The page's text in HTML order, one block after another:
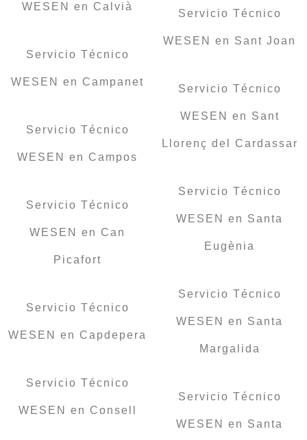
WESEN en Calvià
Servicio Técnico
WESEN en Campanet
Servicio Técnico
WESEN en Campos
Servicio Técnico
WESEN en Can
Picafort
Servicio Técnico
WESEN en Capdepera
Servicio Técnico
WESEN en Consell
Servicio Técnico
WESEN en Sant Joan
Servicio Técnico
WESEN en Sant
Llorenç del Cardassar
Servicio Técnico
WESEN en Santa
Eugènia
Servicio Técnico
WESEN en Santa
Margalida
Servicio Técnico
WESEN en Santa